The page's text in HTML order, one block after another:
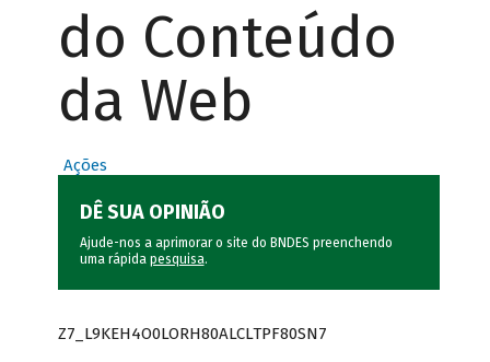
do Conteúdo
da Web
Ações
DÊ SUA OPINIÃO
Ajude-nos a aprimorar o site do BNDES preenchendo
uma rápida pesquisa.
Z7_L9KEH4O0LORH80ALCLTPF80SN7